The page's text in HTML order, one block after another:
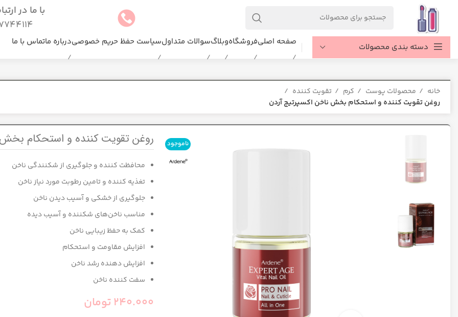
با ما در
دسته بندی محصولات صفحه اصلیفروشگاهوبلاگسوالات متداولسیاست حفظ حریم خصوصیدرباره ماتماس با ما
خانه محصولات پوست کرم
تقویت کننده
روغن تقویت کننده و استحکام بخش ناخن اکسپرتیج آردن
ناموجود روغن تقویت کننده و استحکام
محافظت کننده و جلوگیری از شکنندگی ناخن
تغذیه کننده و تامین رطوبت مورد نیاز ناخن
جلوگیری از خشکی و آسیب دیدن ناخن
مناسب ناخن‌های شکننده و آسیب دیده
کمک به حفظ زیبایی ناخن
افزایش مقاومت و استحکام
افزایش دهنده رشد ناخن
سفت کننده ناخن
240.000تومان